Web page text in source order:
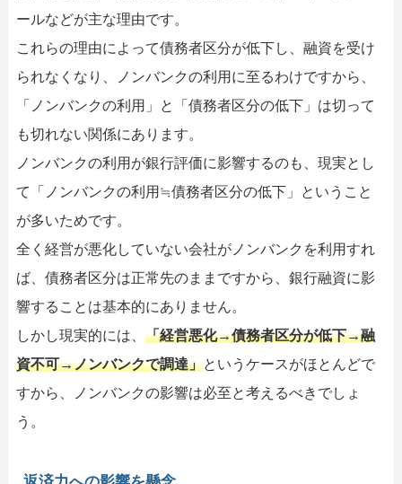
ールなどが主な理由です。
これらの理由によって債務者区分が低下し、融資を受け
られなくなり、ノンバンクの利用に至るわけですから、
「ノンバンクの利用」と「債務者区分の低下」は切って
も切れない関係にあります。
ノンバンクの利用が銀行評価に影響するのも、現実とし
て「ノンバンクの利用≒債務者区分の低下」ということ
が多いためです。
全く経営が悪化していない会社がノンバンクを利用すれ
ば、債務者区分は正常先のままですから、銀行融資に影
響することは基本的にありません。
しかし現実的には、 「経営悪化→債務者区分が低下→融
資不可→ノンバンクで調達」というケースがほとんどで
すから、ノンバンクの影響は必至と考えるべきでしょ
う。